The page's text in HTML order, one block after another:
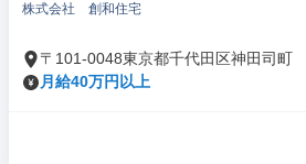
株式会社 創和住宅
〒101-0048東京都千代田区神田司町
月給40万円以上